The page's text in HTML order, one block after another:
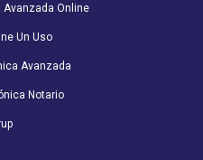
Online
Un Uso
Avanzada
Notario